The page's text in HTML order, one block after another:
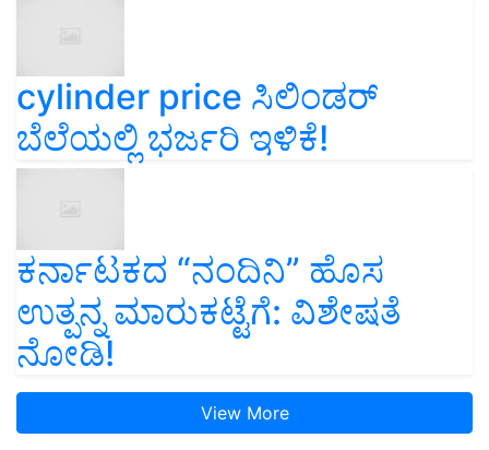
cylinder price ಸಿಲಿಂಡರ್‌
ಬೆಲೆಯಲ್ಲಿ ಭರ್ಜರಿ ಇಳಿಕೆ!
ಕರ್ನಾಟಕದ “ನಂದಿನಿ” ಹೊಸ
ಉತ್ಪನ್ನ ಮಾರುಕಟ್ಟೆಗೆ: ವಿಶೇಷತೆ
ನೋಡಿ!
View More